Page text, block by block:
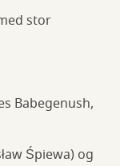
stor
Babegenush,
Śpiewa) og